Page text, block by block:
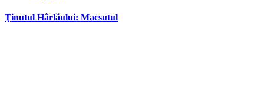
Ţinutul Hârlăului: Macsutul